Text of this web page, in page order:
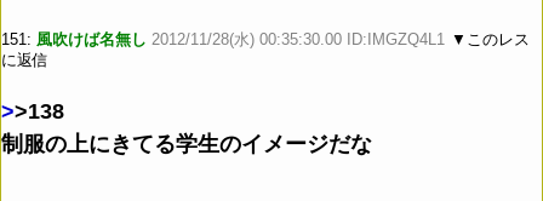
151: 風吹けば名無し 2012/11/28(水) 00:35:30.00 ID:IMGZQ4L1
▼このレス
に返信
>>138
制服の上にきてる学生のイメージだな